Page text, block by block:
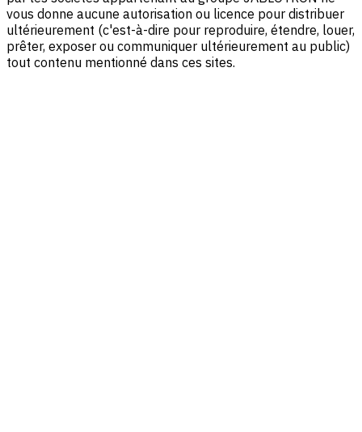
vous donne aucune autorisation ou licence pour distribuer
ultérieurement (c'est-à-dire pour reproduire, étendre, louer,
prêter, exposer ou communiquer ultérieurement au public)
tout contenu mentionné dans ces sites.